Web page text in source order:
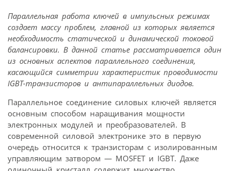
Параллельная работа ключей в импульсных режимах
создает массу проблем, главной из которых является
необходимость статической и динамической токовой
балансировки. В данной статье рассматривается один
из основных аспектов параллельного соединения,
касающийся симметрии характеристик проводимости
IGBT-транзисторов и антипараллельных диодов.
Параллельное соединение силовых ключей является
основным способом наращивания мощности
электронных модулей и преобразователей. В
современной силовой электронике это в первую
очередь относится к транзисторам с изолированным
управляющим затвором — MOSFET и IGBT. Даже